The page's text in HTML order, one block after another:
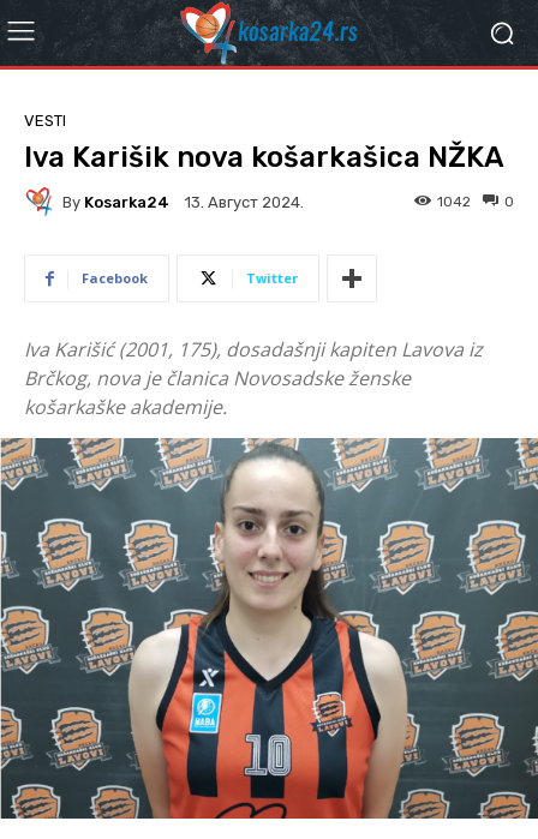
VESTI
Iva Karišik nova košarkašica NŽKA
By Kosarka24 13. Август 2024. 0
1042
Facebook Twitter
Iva Karišić (2001, 175), dosadašnji kapiten Lavova iz
Brčkog, nova je članica Novosadske ženske
košarkaške akademije.